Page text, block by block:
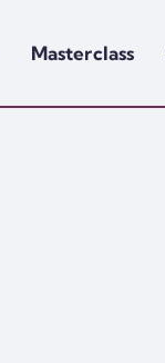
Masterclass